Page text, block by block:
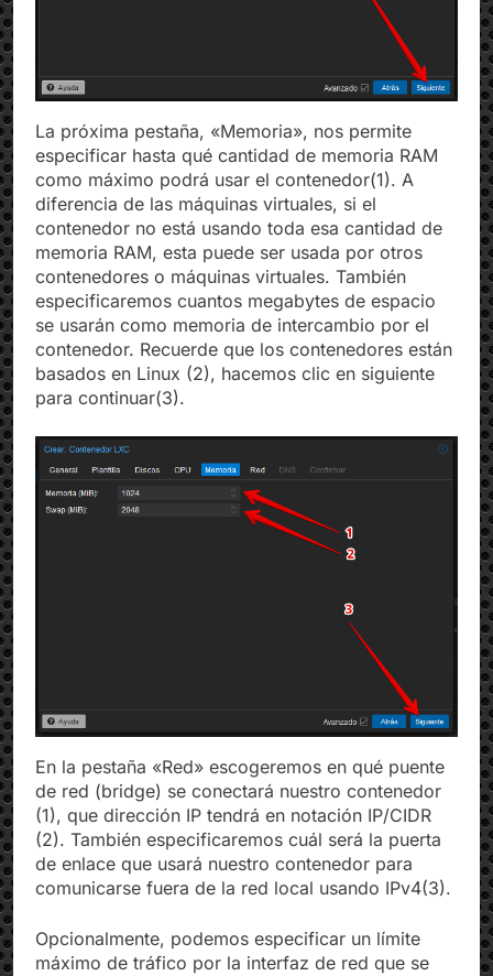
La próxima pestaña, «Memoria», nos permite
especificar hasta qué cantidad de memoria RAM
como máximo podrá usar el contenedor(1). A
diferencia de las máquinas virtuales, si el
contenedor no está usando toda esa cantidad de
memoria RAM, esta puede ser usada por otros
contenedores o máquinas virtuales. También
especificaremos cuantos megabytes de espacio
se usarán como memoria de intercambio por el
contenedor. Recuerde que los contenedores están
basados en Linux (2), hacemos clic en siguiente
para continuar(3).
En la pestaña «Red» escogeremos en qué puente
de red (bridge) se conectará nuestro contenedor
(1), que dirección IP tendrá en notación IP/CIDR
(2). También especificaremos cuál será la puerta
de enlace que usará nuestro contenedor para
comunicarse fuera de la red local usando IPv4(3).
Opcionalmente, podemos especificar un límite
máximo de tráfico por la interfaz de red que se